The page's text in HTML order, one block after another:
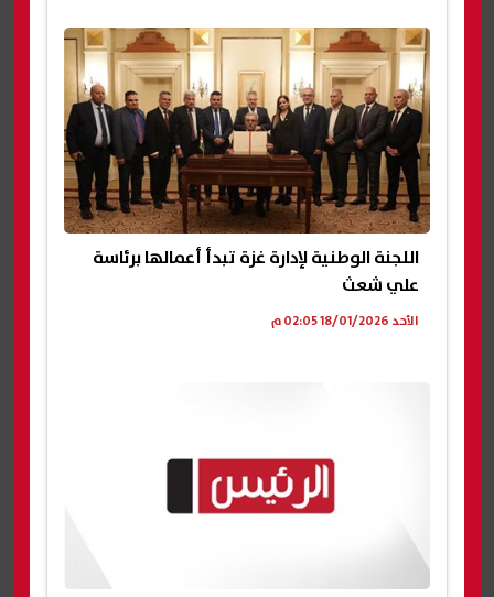
اللجنة الوطنية لإدارة غزة تبدأ أعمالها برئاسة
علي شعث
الأحد 18/01/2026 02:05 م